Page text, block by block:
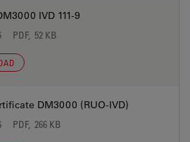
IVD 111-9
PDF, 52 KB
DM3000 (RUO-IVD)
PDF, 266 KB